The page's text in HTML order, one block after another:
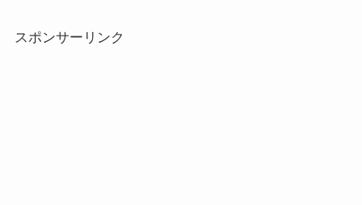
スポンサーリンク